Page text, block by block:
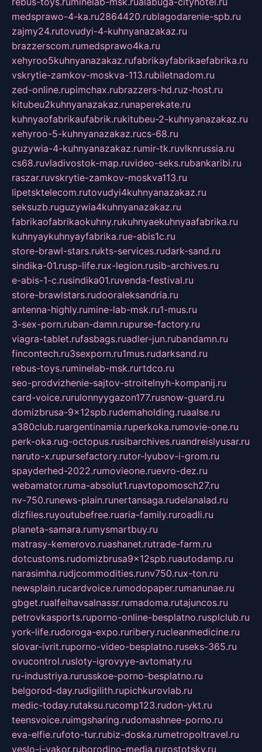
medsprawo-4-ka.ru2864420.rublagodarenie-spb.ru
zajmy24.rutovudyi-4-kuhnyanazakaz.ru
brazzerscom.rumedsprawo4ka.ru
xehyroo5kuhnyanazakaz.rufabrikayfabrikaefabrika.ru
vskrytie-zamkov-moskva-113.rubiletnadom.ru
zed-online.rupimchax.rubrazzers-hd.ruz-host.ru
kitubeu2kuhnyanazakaz.runaperekate.ru
kuhnyaofabrikaufabrik.rukitubeu-2-kuhnyanazakaz.ru
xehyroo-5-kuhnyanazakaz.rucs-68.ru
guzywia-4-kuhnyanazakaz.rumir-tk.ruvlknrussia.ru
cs68.ruvladivostok-map.ruvideo-seks.rubankaribi.ru
raszar.ruvskrytie-zamkov-moskva113.ru
lipetsktelecom.rutovudyi4kuhnyanazakaz.ru
seksuzb.ruguzywia4kuhnyanazakaz.ru
fabrikaofabrikaokuhny.rukuhnyaekuhnyaafabrika.ru
kuhnyaykuhnyayfabrika.rue-abis1c.ru
store-brawl-stars.rukts-services.rudark-sand.ru
sindika-01.rusp-life.rux-legion.rusib-archives.ru
e-abis-1-c.rusindika01.ruvenda-festival.ru
store-brawlstars.rudooraleksandria.ru
antenna-highly.rumine-lab-msk.ru1-mus.ru
3-sex-porn.ruban-damn.rupurse-factory.ru
viagra-tablet.rufasbags.ruadler-jun.rubandamn.ru
fincontech.ru3sexporn.ru1mus.rudarksand.ru
rebus-toys.ruminelab-msk.rurtdco.ru
seo-prodvizhenie-sajtov-stroitelnyh-kompanij.ru
card-voice.rurulonnyygazon177.rusnow-guard.ru
domizbrusa-9x12spb.rudemaholding.ruaalse.ru
a380club.ruargentinamia.ruperkoka.rumovie-one.ru
perk-oka.rug-octopus.rusibarchives.ruandreislyusar.ru
naruto-x.rupursefactory.rutor-lyubov-i-grom.ru
spayderhed-2022.rumovieone.ruevro-dez.ru
webamator.ruma-absolut1.ruavtopomosch27.ru
nv-750.runews-plain.runertansaga.rudelanalad.ru
dizfiles.ruyoutubefree.ruaria-family.ruroadli.ru
planeta-samara.rumysmartbuy.ru
matrasy-kemerovo.ruashanet.rutrade-farm.ru
dotcustoms.rudomizbrusa9x12spb.ruautodamp.ru
narasimha.rudjcommodities.runv750.rux-ton.ru
newsplain.rucardvoice.rumodopaper.rumanunae.ru
gbget.rualfeihavsalnassr.rumadoma.rutajuncos.ru
petrovkasports.ruporno-online-besplatno.rusplclub.ru
york-life.rudoroga-expo.ruribery.rucleanmedicine.ru
slovar-ivrit.ruporno-video-besplatno.ruseks-365.ru
ovucontrol.rusloty-igrovyye-avtomaty.ru
ru-industriya.rurusskoe-porno-besplatno.ru
belgorod-day.rudigilith.rupichkurovlab.ru
medic-today.rutaksu.rucomp123.rudon-ykt.ru
teensvoice.ruimgsharing.rudomashnee-porno.ru
eva-elfie.rufoto-tur.rubiz-doska.rumetropoltravel.ru
veslo-i-yakor.ruborodino-media.rurostotsky.ru